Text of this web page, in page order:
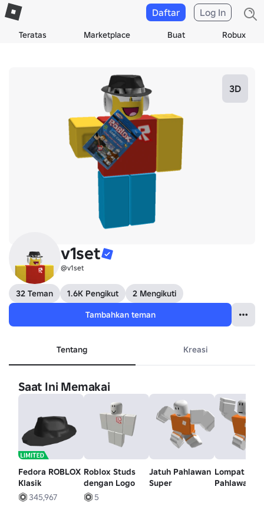
Teratas Marketplace Buat Robux
Daftar Log In
3D
v1set
@v1set
32 Teman 1.6K Pengikut
2 Mengikuti
Tambahkan teman
Tentang Kreasi
Saat Ini Memakai
Fedora ROBLOX
Klasik
345,967
Roblox Studs
dengan Logo
5
Jatuh Pahlawan
Super
Lompat
Pahlawan